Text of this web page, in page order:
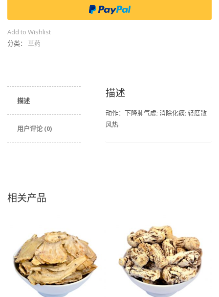
(600g)
数
Add to Wishlist
分类： 草药
描述
用户评论 (0)
描述
动作：下降肺气虚; 消除化痰; 轻度散
风热.
相关产品